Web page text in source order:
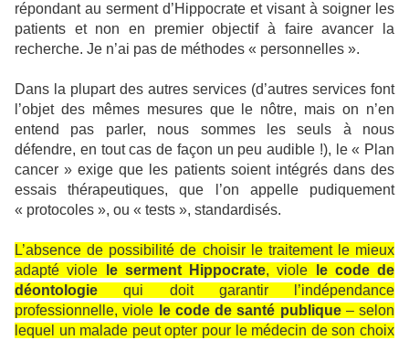
répondant au serment d’Hippocrate et visant à soigner les
patients et non en premier objectif à faire avancer la
recherche. Je n’ai pas de méthodes « personnelles ».
Dans la plupart des autres services (d’autres services font
l’objet des mêmes mesures que le nôtre, mais on n’en
entend pas parler, nous sommes les seuls à nous
défendre, en tout cas de façon un peu audible !), le « Plan
cancer » exige que les patients soient intégrés dans des
essais thérapeutiques, que l’on appelle pudiquement
« protocoles », ou « tests », standardisés.
L’absence de possibilité de choisir le traitement le mieux
adapté viole
le serment Hippocrate, viole
le code de
déontologie qui doit garantir l’indépendance
professionnelle, viole le code de santé publique– selon
lequel un malade peut opter pour le médecin de son choix